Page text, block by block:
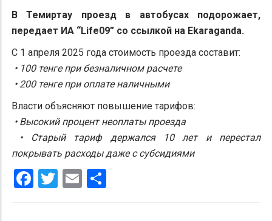
В Темиртау проезд в автобусах подорожает,
передает ИА “Life09” со ссылкой на Ekaraganda.
С 1 апреля 2025 года стоимость проезда составит:
• 100 тенге при безналичном расчете
• 200 тенге при оплате наличными
Власти объясняют повышение тарифов:
• Высокий процент неоплаты проезда
• Старый тариф держался 10 лет и перестал
покрывать расходы даже с субсидиями
Facebook
Twitter
Email